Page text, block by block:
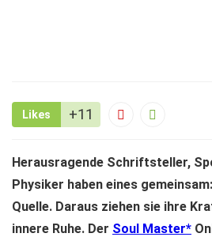
Likes +11
Herausragende Schriftsteller,
Physiker haben eines
Quelle. Daraus ziehen sie ihre
innere Ruhe. Der Soul Master